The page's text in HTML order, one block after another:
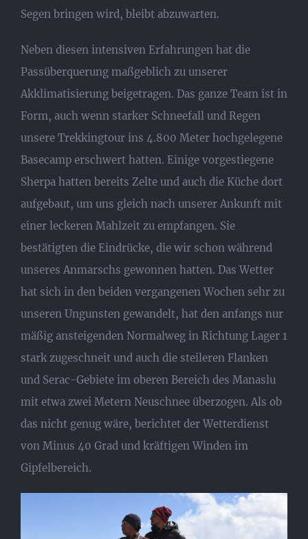
Segen bringen wird, bleibt abzuwarten.
Neben diesen intensiven Erfahrungen hat die
Passüberquerung maßgeblich zu unserer
Akklimatisierung beigetragen. Das ganze Team ist in
Form, auch wenn starker Schneefall und Regen
unsere Trekkingtour ins 4.800 Meter hochgelegene
Basecamp erschwert hatten. Einige vorgestiegene
Sherpa hatten bereits Zelte und auch die Küche dort
aufgebaut, um uns gleich nach unserer Ankunft mit
einer leckeren Mahlzeit zu empfangen. Sie
bestätigten die Eindrücke, die wir schon während
unseres Anmarschs gewonnen hatten. Das Wetter
hat sich in den beiden vergangenen Wochen sehr zu
unseren Ungunsten gewandelt, hat den anfangs nur
mäßig ansteigenden Normalweg in Richtung Lager 1
stark zugeschneit und auch die steileren Flanken
und Serac-Gebiete im oberen Bereich des Manaslu
mit etwa zwei Metern Neuschnee überzogen. Als ob
das nicht genug wäre, berichtet der Wetterdienst
von Minus 40 Grad und kräftigen Winden im
Gipfelbereich.